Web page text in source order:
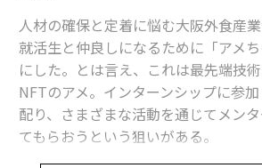
人材の確保と定着に悩む大阪外食産業
就活生と仲良しになるために「アメ
にした。とは言え、これは最先端技
NFTのアメ。インターンシップに参
配り、さまざまな活動を通じてメン
てもらおうという狙いがある。